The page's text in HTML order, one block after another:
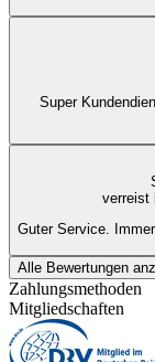
Super
verreist
Guter Service.
Alle Bewertungen
Zahlungsmethoden
Mitgliedschaften